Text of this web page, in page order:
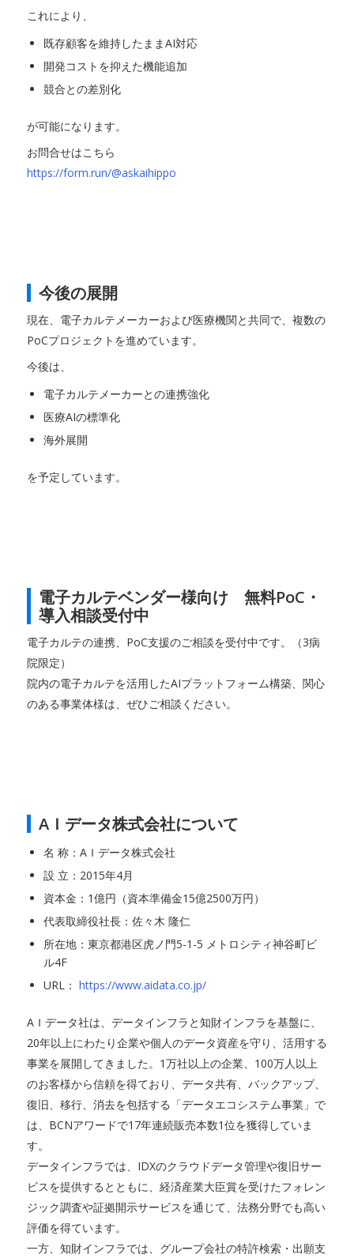
これにより、
既存顧客を維持したままAI対応
開発コストを抑えた機能追加
競合との差別化
が可能になります。
お問合せはこちら
https://form.run/@askaihippo
今後の展開
現在、電子カルテメーカーおよび医療機関と共同で、複数の
PoCプロジェクトを進めています。
今後は、
電子カルテメーカーとの連携強化
医療AIの標準化
海外展開
を予定しています。
電子カルテベンダー様向け 無料PoC・
導入相談受付中
電子カルテの連携、PoC支援のご相談を受付中です。（3病
院限定）
院内の電子カルテを活用したAIプラットフォーム構築、関心
のある事業体様は、ぜひご相談ください。
AＩデータ株式会社について
名 称：AＩデータ株式会社
設 立：2015年4月
資本金：1億円（資本準備金15億2500万円）
代表取締役社長：佐々木 隆仁
所在地：東京都港区虎ノ門5-1-5 メトロシティ神谷町ビ
ル4F
URL： https://www.aidata.co.jp/
AＩデータ社は、データインフラと知財インフラを基盤に、
20年以上にわたり企業や個人のデータ資産を守り、活用する
事業を展開してきました。1万社以上の企業、100万人以上
のお客様から信頼を得ており、データ共有、バックアップ、
復旧、移行、消去を包括する「データエコシステム事業」で
は、BCNアワードで17年連続販売本数1位を獲得していま
す。
データインフラでは、IDXのクラウドデータ管理や復旧サー
ビスを提供するとともに、経済産業大臣賞を受けたフォレン
ジック調査や証拠開示サービスを通じて、法務分野でも高い
評価を得ています。
一方、知財インフラでは、グループ会社の特許検索・出願支